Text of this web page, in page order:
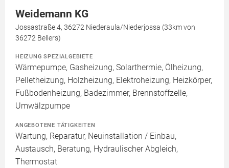
Weidemann KG
Jossastraße 4, 36272 Niederaula/Niederjossa (33km von
36272 Bellers)
HEIZUNG SPEZIALGEBIETE
Wärmepumpe, Gasheizung, Solarthermie, Ölheizung,
Pelletheizung, Holzheizung, Elektroheizung, Heizkörper,
Fußbodenheizung, Badezimmer, Brennstoffzelle,
Umwälzpumpe
ANGEBOTENE TÄTIGKEITEN
Wartung, Reparatur, Neuinstallation / Einbau,
Austausch, Beratung, Hydraulischer Abgleich,
Thermostat